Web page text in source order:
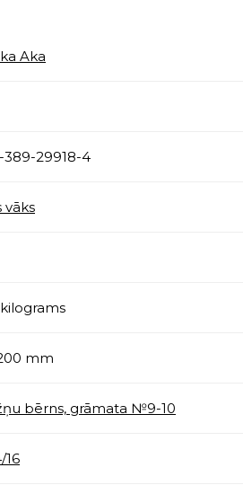
Aka
389-29918-4
vāks
mm
bērns, grāmata №9-10
16